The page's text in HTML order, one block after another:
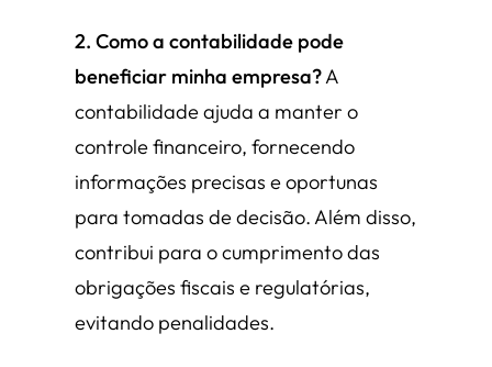
2. Como a contabilidade pode
beneficiar minha empresa?A
contabilidade ajuda a manter o
controle financeiro, fornecendo
informações precisas e oportunas
para tomadas de decisão. Além disso,
contribui para o cumprimento das
obrigações fiscais e regulatórias,
evitando penalidades.